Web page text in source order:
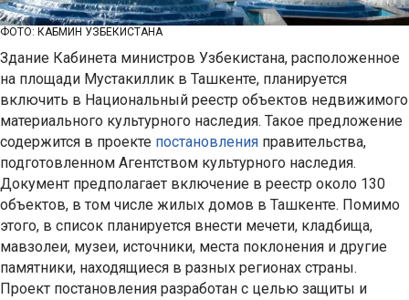
ФОТО: КАБМИН УЗБЕКИСТАНА
Здание Кабинета министров Узбекистана, расположенное
на площади Мустакиллик в Ташкенте, планируется
включить в Национальный реестр объектов недвижимого
материального культурного наследия. Такое предложение
содержится в проекте постановления правительства,
подготовленном Агентством культурного наследия.
Документ предполагает включение в реестр около 130
объектов, в том числе жилых домов в Ташкенте. Помимо
этого, в список планируется внести мечети, кладбища,
мавзолеи, музеи, источники, места поклонения и другие
памятники, находящиеся в разных регионах страны.
Проект постановления разработан с целью защиты и